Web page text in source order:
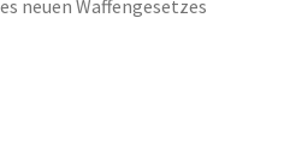
neuen Waffengesetzes